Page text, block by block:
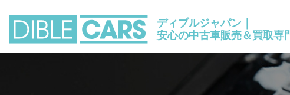
ディブルジャパン｜
安心の中古車販売＆買取専